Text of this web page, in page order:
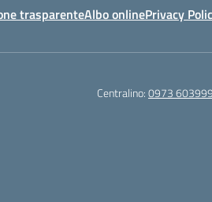
trasparenteAlbo onlinePrivacy
Centralino:0973 603999